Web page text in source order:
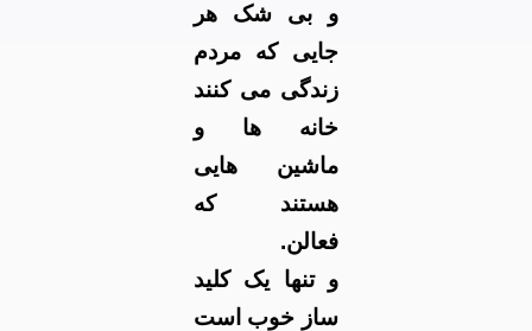
و بی شک هر
جایی که مردم
زندگی می کنند
خانه ها و
ماشین هایی
هستند که
فعالن.
و تنها یک کلید
ساز خوب است